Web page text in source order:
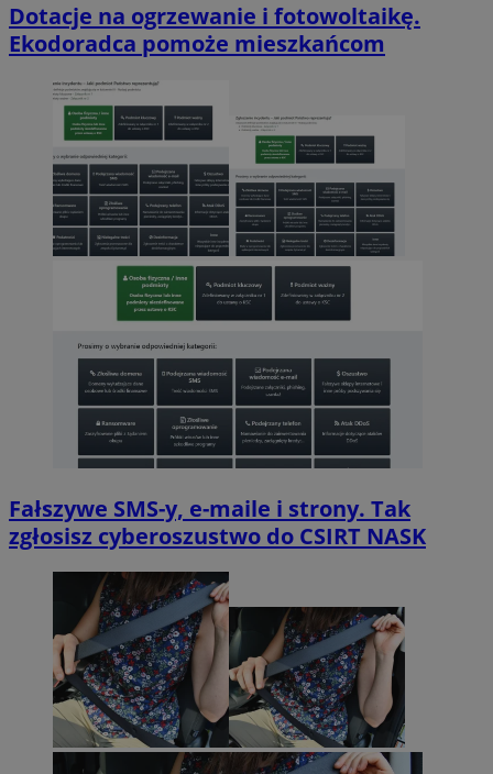
Dotacje na ogrzewanie i fotowoltaikę.
Ekodoradca pomoże mieszkańcom
Fałszywe SMS-y, e-maile i strony. Tak
zgłosisz cyberoszustwo do CSIRT NASK